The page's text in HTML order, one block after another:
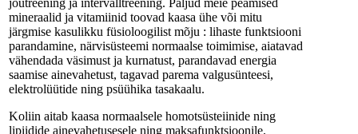
mineraalid ja vitamiinid toovad kaasa ühe või mitu
järgmise kasulikku füsioloogilist mõju : lihaste funktsiooni
parandamine, närvisüsteemi normaalse toimimise, aiatavad
vähendada väsimust ja kurnatust, parandavad energia
saamise ainevahetust, tagavad parema valgusünteesi,
elektrolüütide ning psüühika tasakaalu.
Koliin aitab kaasa normaalsele homotsüsteiinide ning
lipiidide ainevahetusesele ning maksafunktsioonile.